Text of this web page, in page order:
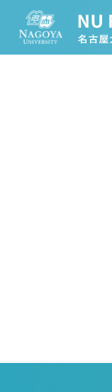
理学研
宙地球